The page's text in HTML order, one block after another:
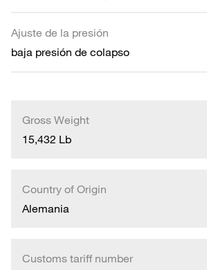
Ajuste de la presión
baja presión de colapso
Gross Weight
15,432 Lb
Country of Origin
Alemania
Customs tariff number